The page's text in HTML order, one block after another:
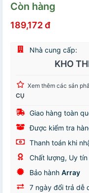
Còn hàng
189,172 đ
Nhà cung cấp:
KHO
Xem thêm các sản
CỤ
Giao hàng toàn
Được kiểm tra
Thanh toán khi
Chất lượng, Uy tín
Bảo hành Array
7 ngày đổi trả dễ